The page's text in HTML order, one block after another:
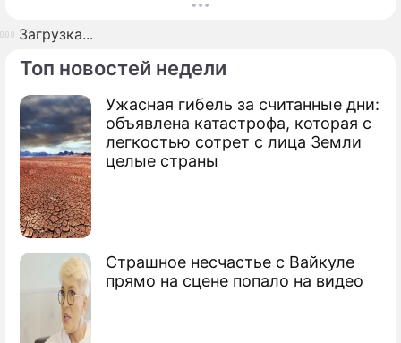
Топ новостей недели
Ужасная гибель за считанные дни:
объявлена катастрофа, которая с
легкостью сотрет с лица Земли
целые страны
Страшное несчастье с Вайкуле
прямо на сцене попало на видео
Загрузка...